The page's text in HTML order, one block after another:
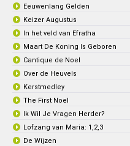
Eeuwenlang Gelden
Keizer Augustus
In het veld van Efratha
Maart De Koning Is Geboren
Cantique de Noel
Over de Heuvels
Kerstmedley
The First Noel
Ik Wil Je Vragen Herder?
Lofzang van Maria: 1,2,3
De Wijzen